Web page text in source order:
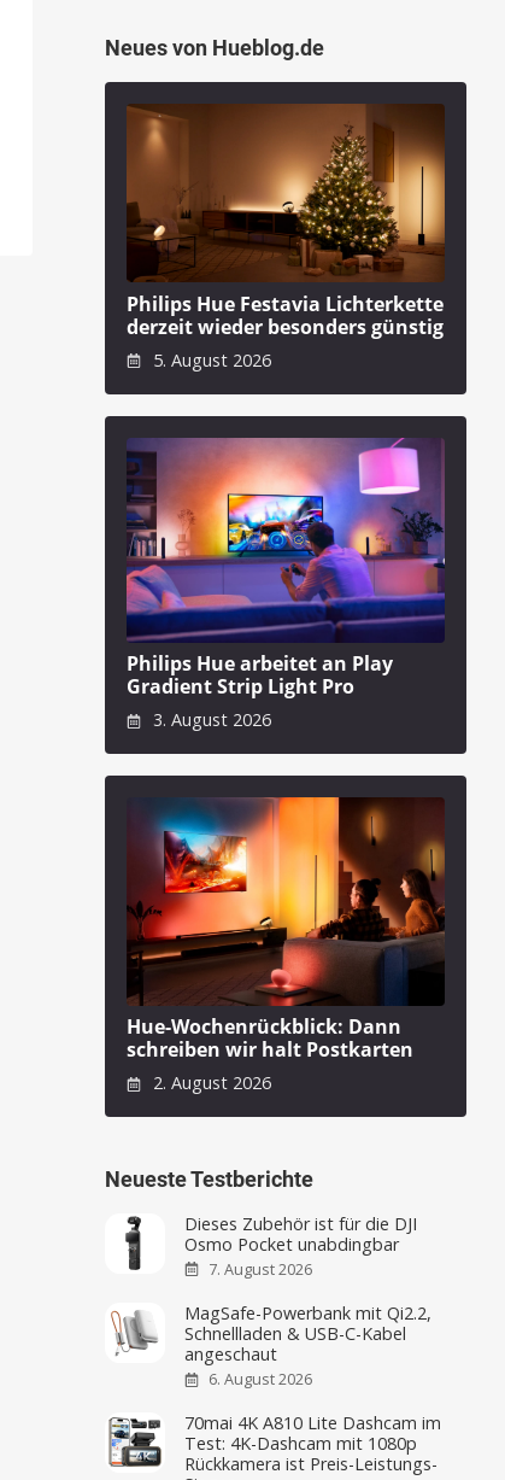
Neues von Hueblog.de
Philips Hue Festavia Lichterkette
derzeit wieder besonders günstig
5. August 2026
Philips Hue arbeitet an Play
Gradient Strip Light Pro
3. August 2026
Hue-Wochenrückblick: Dann
schreiben wir halt Postkarten
2. August 2026
Neueste Testberichte
Dieses Zubehör ist für die DJI
Osmo Pocket unabdingbar
7. August 2026
MagSafe-Powerbank mit Qi2.2,
Schnellladen & USB-C-Kabel
angeschaut
6. August 2026
70mai 4K A810 Lite Dashcam im
Test: 4K-Dashcam mit 1080p
Rückkamera ist Preis-Leistungs-